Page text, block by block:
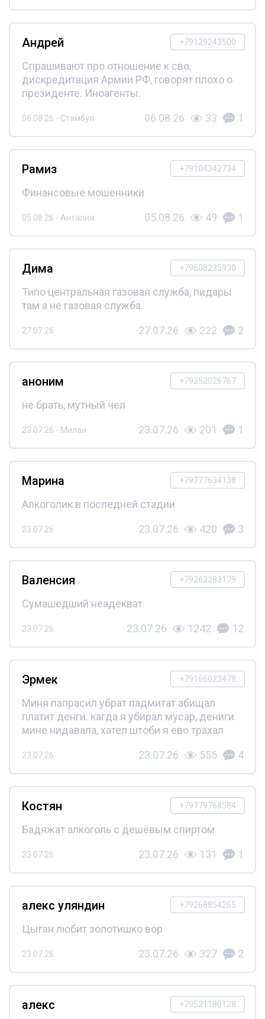
+79129243500
Андрей
Спрашивают про отношение к сво,
дискредитация Армии РФ, говорят плохо о
президенте. Иноагенты.
06.08.26 - Стамбул 06.08.26 33 1
+79104342734
Рамиз
Финансовые мошенники
05.08.26 - Анталия 05.08.26 49 1
+79608235930
Дима
Типо центральная газовая служба, пидары
там а не газовая служба.
27.07.26 27.07.26 222 2
+79252026767
аноним
не брать, мутный чел
23.07.26 - Милан 23.07.26 201 1
+79777634138
Марина
Алкоголик в последней стадии
23.07.26 23.07.26 420 3
+79262283179
Валенсия
Сумашедший неадекват
23.07.26 23.07.26 1242 12
+79166023478
Эрмек
Миня папрасил убрат падмитат абищал
платит денги. кагда я убирал мусар, дениги
мине нидавала, хател штоби я ево трахал
23.07.26 23.07.26 555 4
+79779768584
Костян
Бадяжат алкоголь с дешёвым спиртом
23.07.26 23.07.26 131 1
+79268854265
алекс уляндин
Цыган любит золотишко вор
23.07.26 23.07.26 327 2
+79521180128
алекс